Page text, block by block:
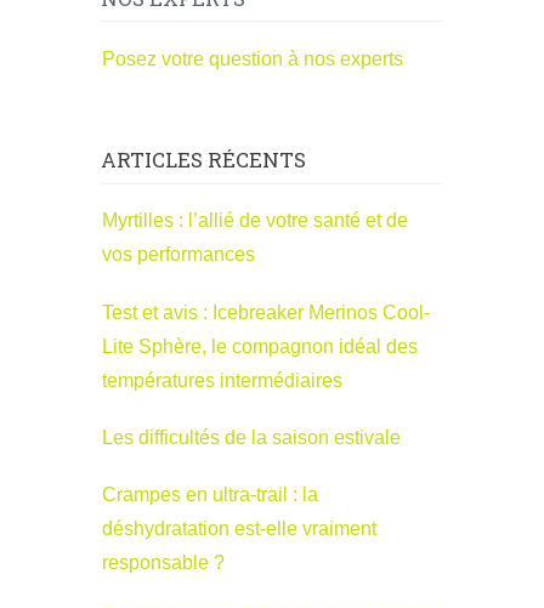
Posez votre question à nos experts
ARTICLES RÉCENTS
Myrtilles : l’allié de votre santé et de
vos performances
Test et avis : Icebreaker Merinos Cool-
Lite Sphère, le compagnon idéal des
températures intermédiaires
Les difficultés de la saison estivale
Crampes en ultra-trail : la
déshydratation est-elle vraiment
responsable ?